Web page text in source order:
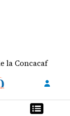
Concacaf